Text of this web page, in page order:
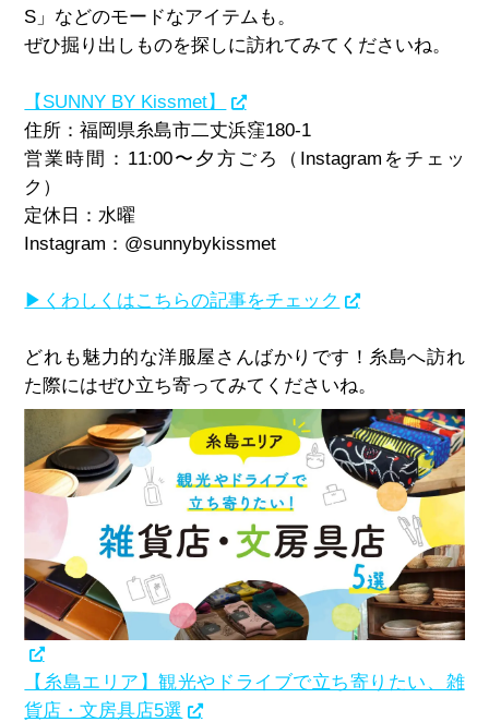
S」などのモードなアイテムも。
ぜひ掘り出しものを探しに訪れてみてくださいね。
【SUNNY BY Kissmet】
住所：福岡県糸島市二丈浜窪180-1
営業時間：11:00〜夕方ごろ（Instagramをチェッ
ク）
定休日：水曜
Instagram：@sunnybykissmet
▶くわしくはこちらの記事をチェック
どれも魅力的な洋服屋さんばかりです！糸島へ訪れ
た際にはぜひ立ち寄ってみてくださいね。
【糸島エリア】観光やドライブで立ち寄りたい、雑
貨店・文房具店5選